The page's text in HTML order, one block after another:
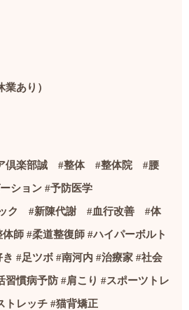
あり）
倶楽部誠#整体#整体院#腰
ション #予防医学
ック#新陳代謝#血行改善#体
体師 #柔道整復師 #ハイパーボルト
き #足ツボ #南河内 #治療家 #社会
習慣病予防 #肩こり #スポーツトレ
トレッチ #猫背矯正